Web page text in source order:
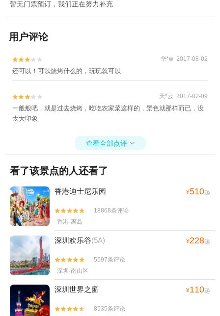
暂无门票预订，我们正在努力补充
用户评论

 华*w 2017-08-02
还可以！可以烧烤什么的，玩玩就可以

 天*云 2017-02-09
一般般吧，就是过去烧烤，吃吃农家菜这样的，景色就那样而已，没
太大印象
查看全部点评 
看了该景点的人还看了
香港迪士尼乐园 ¥510起


18868条评论
香港·离岛
深圳欢乐谷(5A) ¥228起


5597条评论
深圳·南山区
深圳世界之窗 ¥110起


8535条评论